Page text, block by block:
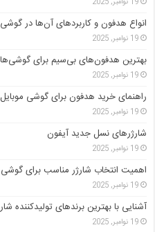
انواع هدفون و کاربردهای آن‌ها در
19 نوامبر, 2025
بهترین هدفون‌های بی‌سیم برای گوشی‌های
19 نوامبر, 2025
راهنمای خرید هدفون برای گوشی موبایل
19 نوامبر, 2025
شارژرهای نسل جدید آیفون
19 نوامبر, 2025
اهمیت انتخاب شارژر مناسب برای
19 نوامبر, 2025
آشنایی با بهترین برندهای تولیدکننده
19 نوامبر, 2025